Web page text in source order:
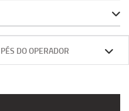
DO OPERADOR